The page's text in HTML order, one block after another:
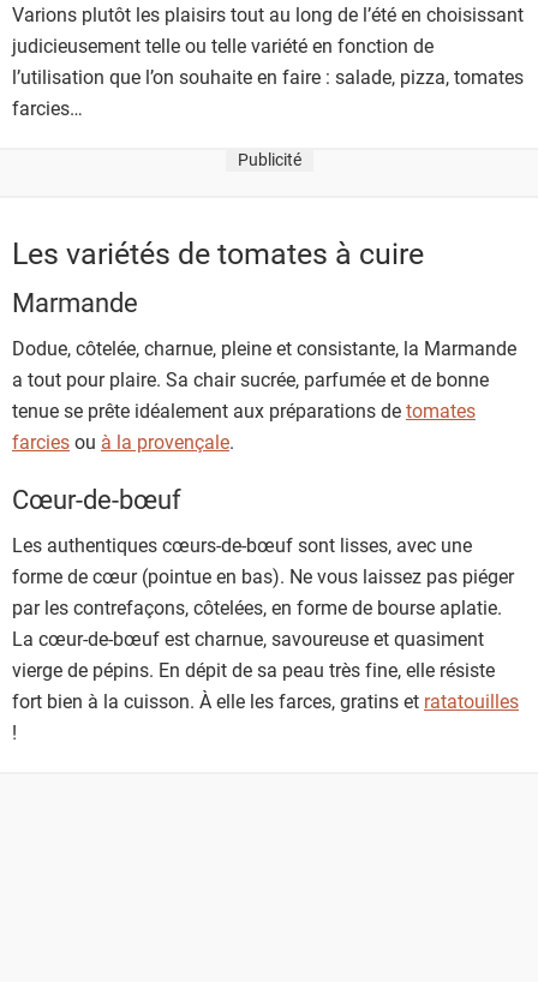
Varions plutôt les plaisirs tout au long de l’été en choisissant
judicieusement telle ou telle variété en fonction de
l’utilisation que l’on souhaite en faire : salade, pizza, tomates
farcies…
Publicité
Les variétés de tomates à cuire
Marmande
Dodue, côtelée, charnue, pleine et consistante, la Marmande
a tout pour plaire. Sa chair sucrée, parfumée et de bonne
tenue se prête idéalement aux préparations detomates
farciesou à la provençale.
Cœur-de-bœuf
Les authentiques cœurs-de-bœuf sont lisses, avec une
forme de cœur (pointue en bas). Ne vous laissez pas piéger
par les contrefaçons, côtelées, en forme de bourse aplatie.
La cœur-de-bœuf est charnue, savoureuse et quasiment
vierge de pépins. En dépit de sa peau très fine, elle résiste
fort bien à la cuisson. À elle les farces, gratins et ratatouilles
!